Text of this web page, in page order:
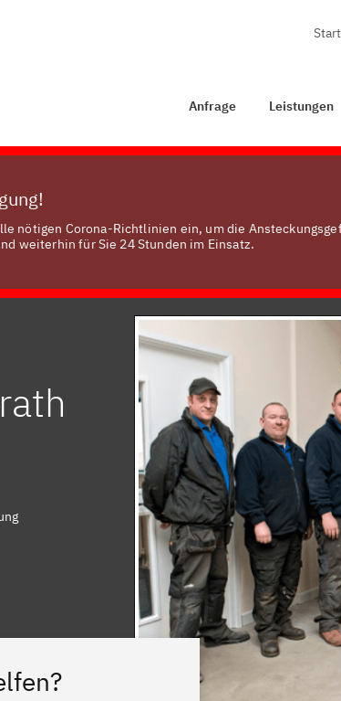
Anfrage Leistungen
nötigen Corona-Richtlinien ein, um die
weiterhin für Sie 24 Stunden im Einsatz.